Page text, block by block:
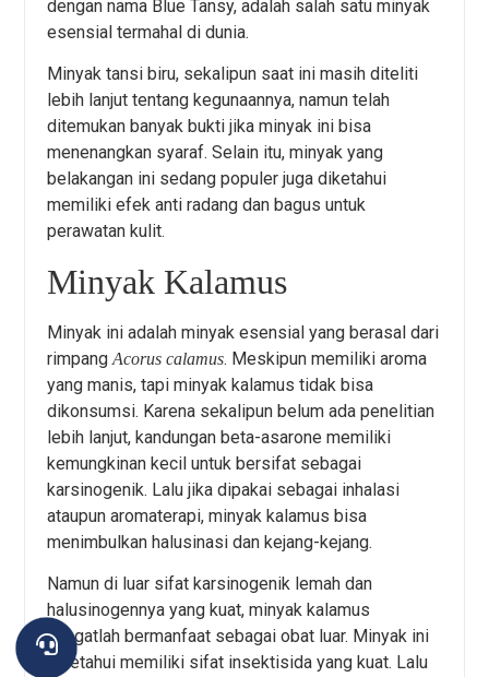
dengan nama Blue Tansy, adalah salah satu minyak
esensial termahal di dunia.
Minyak tansi biru, sekalipun saat ini masih diteliti
lebih lanjut tentang kegunaannya, namun telah
ditemukan banyak bukti jika minyak ini bisa
menenangkan syaraf. Selain itu, minyak yang
belakangan ini sedang populer juga diketahui
memiliki efek anti radang dan bagus untuk
perawatan kulit.
Minyak Kalamus
Minyak ini adalah minyak esensial yang berasal dari
rimpangAcorus calamus. Meskipun memiliki aroma
yang manis, tapi minyak kalamus tidak bisa
dikonsumsi. Karena sekalipun belum ada penelitian
lebih lanjut, kandungan beta-asarone memiliki
kemungkinan kecil untuk bersifat sebagai
karsinogenik. Lalu jika dipakai sebagai inhalasi
ataupun aromaterapi, minyak kalamus bisa
menimbulkan halusinasi dan kejang-kejang.
Namun di luar sifat karsinogenik lemah dan
halusinogennya yang kuat, minyak kalamus
sangatlah bermanfaat sebagai obat luar. Minyak ini
diketahui memiliki sifat insektisida yang kuat. Lalu